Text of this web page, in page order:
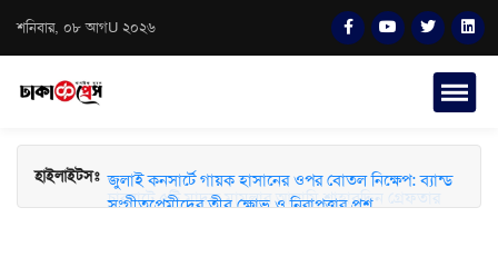
শনিবার, ০৮ আগU ২০২৬
হাইলাইটসঃ চারঘাটে ৫টি মাদক মামলার আসামি শাহাবুদ্দিন গ্রেফতার